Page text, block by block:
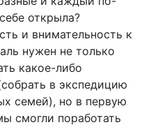
открыла?
и внимательность к
нужен не только
какое-либо
в экспедицию
семей), но в первую
смогли поработать